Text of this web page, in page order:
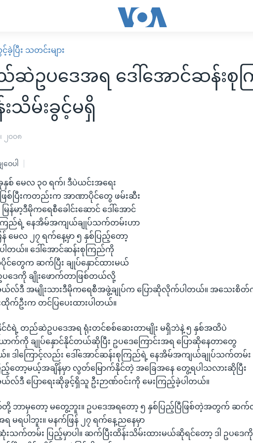
ပြီး သတင်းများ
ဥပဒေအရ ဒေါ်အောင်ဆန်းစု
သိမ်းခွင့်မရှိ
၂၀၀၈
ဝေပါ
ခုနှစ် မေလ ၃၀ ရက်၊ ဒီပဲယင်းအရေး
ြစ်ပြီးကတည်းက အာဏာပိုင်တွေ ဖမ်းဆီး
ြန်မာ့ဒီမိုကရေစီခေါင်းဆောင် ဒေါ်အောင်
ြည်ရဲ့ နေအိမ်အကျယ်ချုပ်သက်တမ်းဟာ
န် မေလ ၂၇ ရက်နေ့မှာ ၅ နှစ်ပြည့်တော့
ပါတယ်။ ဒေါ်အောင်ဆန်းစုကြည်ကို
င်တွေက ဆက်ပြီး ချုပ်နှောင်ထားမယ်
ပဒေကို ချိုးဖောက်တာဖြစ်တယ်လို့
လ်ဒီ အမျိုးသားဒီမိုကရေစီအဖွဲ့ချုပ်က ပြောဆိုလိုက်ပါတယ်။ အသေးစိ
က်ဦးက တင်ပြပေးထားပါတယ်။
နိုင်ငံရဲ့ တည်ဆဲဥပဒေအရ ရုံးတင်စစ်ဆေးတာမျိုး မရှိဘဲနဲ့ ၅ နှစ်အထိပဲ
က်ကို ချုပ်နှောင်နိုင်တယ်ဆိုပြီး ဥပဒေကြောင်းအရ ပြောဆိုနေတာတွေ
။ ဒါကြောင့်လည်း ဒေါ်အောင်ဆန်းစုကြည်ရဲ့ နေအိမ်အကျယ်ချုပ်သက်တမ်း
ည့်တော့မယ့်အချိန်မှာ လွတ်မြောက်နိုင်တဲ့ အခြေအနေ တွေ့ရပါသလားဆိုပြီး
လ်ဒီ ပြောရေးဆိုခွင့်ရှိသူ ဦးဉာဏ်ဝင်းကို မေးကြည့်ခဲ့ပါတယ်။
ာ်တို့ ဘာမှတော့ မတွေ့ဘူး။ ဥပဒေအရတော့ ၅ နှစ်ပြည့်ပြီဖြစ်တဲ့အတွက် ဆက်
ရ မရပါဘူး။ မနက်ဖြန် ၂၇ ရက်နေ့ညနေမှာ
းသက်တမ်း ပြည့်မှာပါ။ ဆက်ပြီးထိန်းသိမ်းထားမယ်ဆိုရင်တော့ ဒါ ဥပဒေကို